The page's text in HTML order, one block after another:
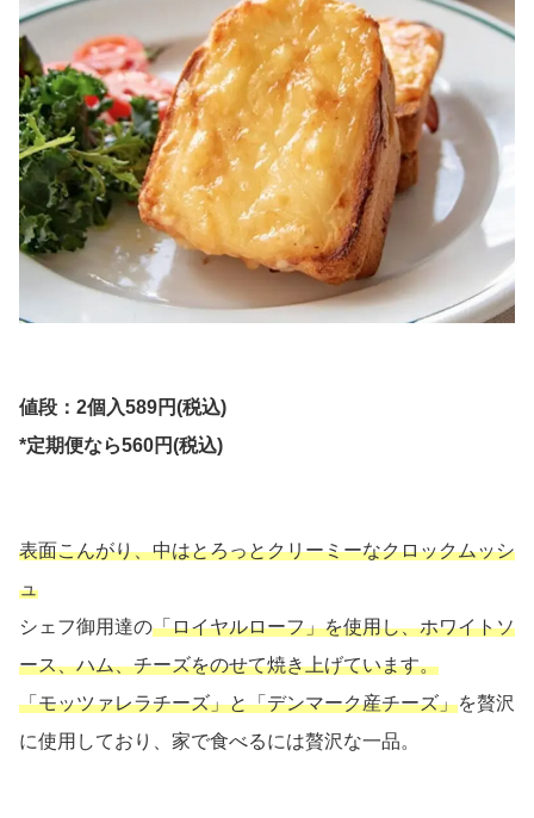
値段：2個入589円(税込)
*定期便なら560円(税込)
表面こんがり、中はとろっとクリーミーなクロックムッシ
ュ
シェフ御用達の「ロイヤルローフ」を使用し、ホワイトソ
ース、ハム、チーズをのせて焼き上げています。
「モッツァレラチーズ」と「デンマーク産チーズ」を贅沢
に使用しており、家で食べるには贅沢な一品。